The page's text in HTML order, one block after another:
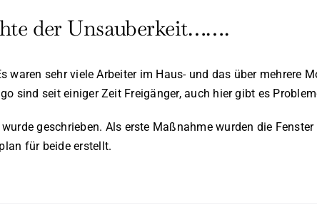
der Unsauberkeit…….
sehr viele Arbeiter im Haus- und das über mehrere
sind seit einiger Zeit Freigänger, auch hier gibt es
geschrieben. Als erste Maßnahme wurden die
für beide erstellt.